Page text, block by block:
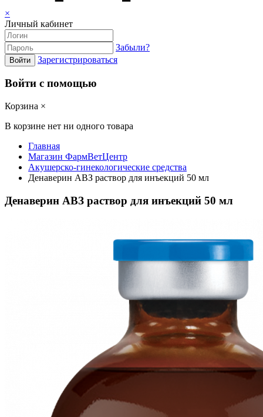
×
Личный кабинет
Забыли?
Войти Зарегистрироваться
Войти с помощью
Корзина ×
В корзине нет ни одного товара
Главная
Магазин ФармВетЦентр
Акушерско-гинекологические средства
Денаверин АВЗ раствор для инъекций 50 мл
Денаверин АВЗ раствор для инъекций 50 мл